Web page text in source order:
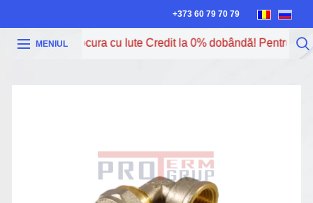
+373 60 79 70 79
MENIUL
Acum poți procura cu Iute Credit la 0% dobândă! Pentru